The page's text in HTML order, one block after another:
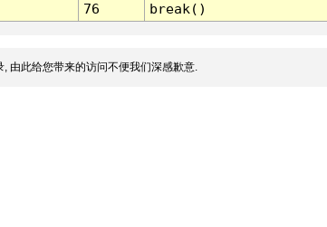
76 break()
由此给您带来的访问不便我们深感歉意.